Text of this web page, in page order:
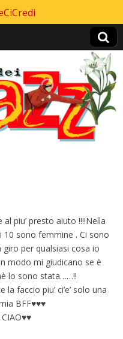
piu’ presto aiuto !!!!Nella
10 sono femmine . Ci sono
per qualsiasi cosa io
modo mi giudicano se è
lo sono stata……!!
faccio piu’ ci’e’ solo una
BFF♥♥♥